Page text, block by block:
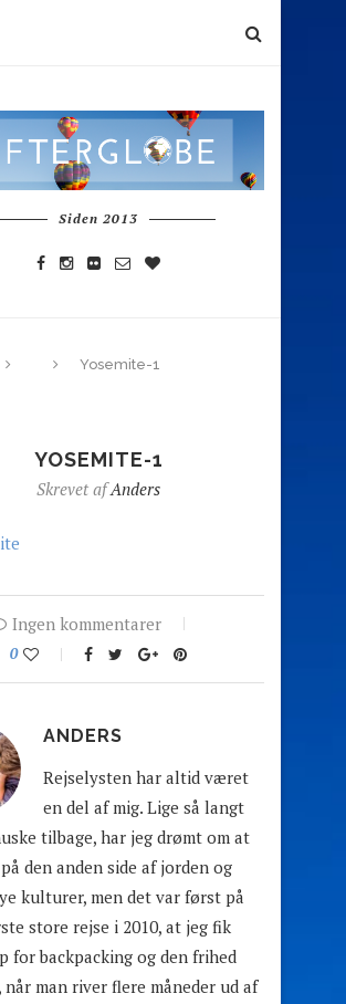
Siden 2013
Yosemite-1
YOSEMITE-1
Skrevet afAnders
Ingen kommentarer
0
ANDERS
Rejselysten har altid været
en del af mig. Lige så langt
tilbage, har jeg drømt om at
den anden side af jorden og
kulturer, men det var først på
store rejse i 2010, at jeg fik
for backpacking og den frihed
når man river flere måneder ud af